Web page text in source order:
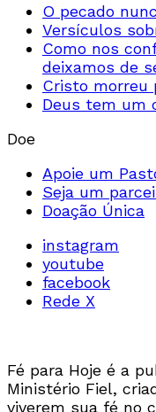
O pecado
Versículos
Como nos
deixamos de
Cristo morreu
Deus tem um
Doe
Apoie um
Seja um
Doação Única
instagram
youtube
facebook
Rede X
Fé para Hoje é a
Ministério Fiel,
viverem sua fé no